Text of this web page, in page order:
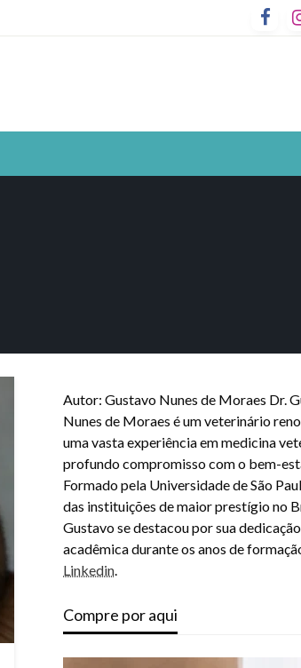
Autor: Gustavo Nunes de Moraes Dr.
Nunes de Moraes é um veterinário
uma vasta experiência em medicina
profundo compromisso com o bem-
Formado pela Universidade de São
das instituições de maior prestígio no
Gustavo se destacou por sua
acadêmica durante os anos de
Linkedin.
Compre por aqui